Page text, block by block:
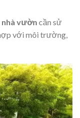
vườn cần sử
với môi trường,